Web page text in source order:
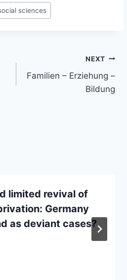
sciences
NEXT
Familien – Erziehung –
Bildung
limited revival of
Germany
as deviant cases?